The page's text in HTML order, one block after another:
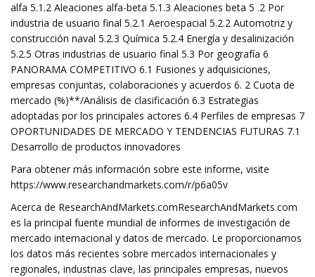
alfa 5.1.2 Aleaciones alfa-beta 5.1.3 Aleaciones beta 5 .2 Por
industria de usuario final 5.2.1 Aeroespacial 5.2.2 Automotriz y
construcción naval 5.2.3 Química 5.2.4 Energía y desalinización
5.2.5 Otras industrias de usuario final 5.3 Por geografía 6
PANORAMA COMPETITIVO 6.1 Fusiones y adquisiciones,
empresas conjuntas, colaboraciones y acuerdos 6. 2 Cuota de
mercado (%)**/Análisis de clasificación 6.3 Estrategias
adoptadas por los principales actores 6.4 Perfiles de empresas 7
OPORTUNIDADES DE MERCADO Y TENDENCIAS FUTURAS 7.1
Desarrollo de productos innovadores
Para obtener más información sobre este informe, visite
https://www.researchandmarkets.com/r/p6a05v
Acerca de ResearchAndMarkets.comResearchAndMarkets.com
es la principal fuente mundial de informes de investigación de
mercado internacional y datos de mercado. Le proporcionamos
los datos más recientes sobre mercados internacionales y
regionales, industrias clave, las principales empresas, nuevos